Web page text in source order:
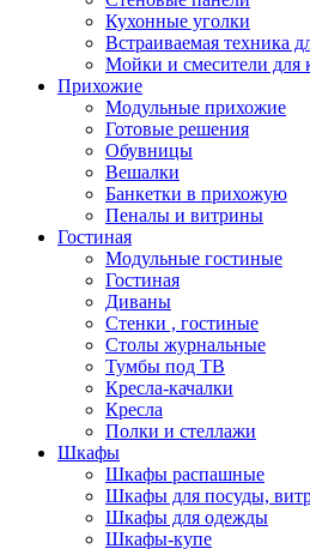
Кухонные уголки
Встраиваемая техника
Мойки и смесители для
Прихожие
Модульные прихожие
Готовые решения
Обувницы
Вешалки
Банкетки в прихожую
Пеналы и витрины
Гостиная
Модульные гостиные
Гостиная
Диваны
Стенки , гостиные
Столы журнальные
Тумбы под ТВ
Кресла-качалки
Кресла
Полки и стеллажи
Шкафы
Шкафы распашные
Шкафы для посуды,
Шкафы для одежды
Шкафы-купе